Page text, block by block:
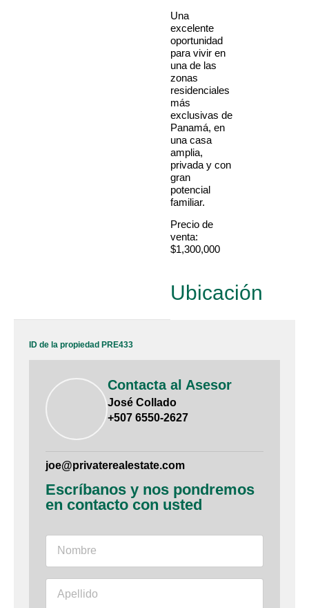
Una
excelente
oportunidad
para vivir en
una de las
zonas
residenciales
más
exclusivas de
Panamá, en
una casa
amplia,
privada y con
gran
potencial
familiar.
Precio de
venta:
$1,300,000
Ubicación
ID de la propiedad PRE433
Contacta al Asesor
José Collado
+507 6550-2627
joe@privaterealestate.com
Escríbanos y nos pondremos
en contacto con usted